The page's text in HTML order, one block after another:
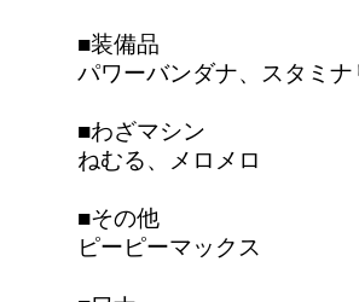
■装備品
パワーバンダナ、スタミ
■わざマシン
ねむる、メロメロ
■その他
ピーピーマックス